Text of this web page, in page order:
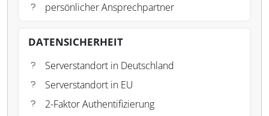
persönlicher Ansprechpartner
DATENSICHERHEIT
Serverstandort in Deutschland
Serverstandort in EU
2-Faktor Authentifizierung